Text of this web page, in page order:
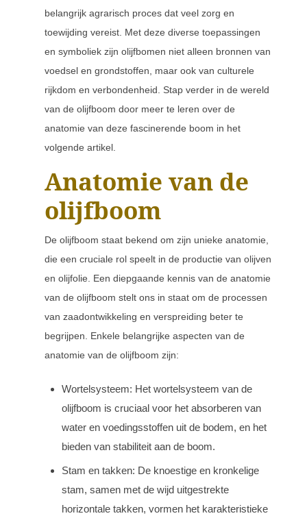
belangrijk agrarisch proces dat veel zorg en
toewijding vereist. Met deze diverse toepassingen
en symboliek zijn olijfbomen niet alleen bronnen van
voedsel en grondstoffen, maar ook van culturele
rijkdom en verbondenheid. Stap verder in de wereld
van de olijfboom door meer te leren over de
anatomie van deze fascinerende boom in het
volgende artikel.
Anatomie van de
olijfboom
De olijfboom staat bekend om zijn unieke anatomie,
die een cruciale rol speelt in de productie van olijven
en olijfolie. Een diepgaande kennis van de anatomie
van de olijfboom stelt ons in staat om de processen
van zaadontwikkeling en verspreiding beter te
begrijpen. Enkele belangrijke aspecten van de
anatomie van de olijfboom zijn:
Wortelsysteem: Het wortelsysteem van de
olijfboom is cruciaal voor het absorberen van
water en voedingsstoffen uit de bodem, en het
bieden van stabiliteit aan de boom.
Stam en takken: De knoestige en kronkelige
stam, samen met de wijd uitgestrekte
horizontale takken, vormen het karakteristieke